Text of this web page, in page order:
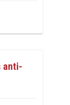
anti-